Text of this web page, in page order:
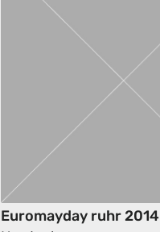
Euromayday ruhr 2014